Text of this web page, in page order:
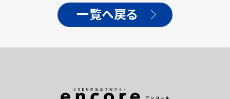
一覧へ戻る